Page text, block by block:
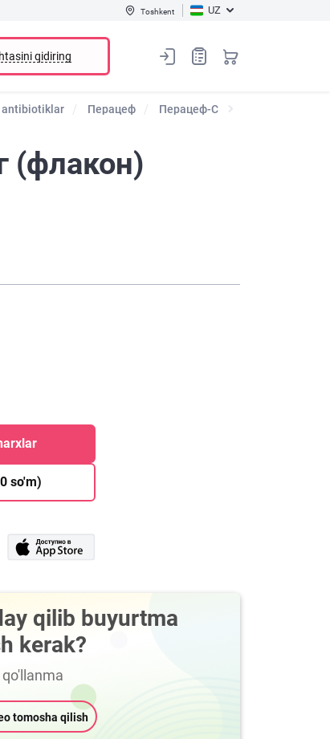
Toshkent UZ
qidiring
antibiotiklar Перацеф Перацеф-С
(флакон)
so'm)
qilib buyurtma
kerak?
tomosha qilish